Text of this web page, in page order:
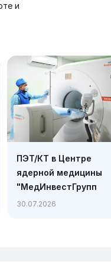
и
ПЭТ/КТ в Центре
ядерной медицины
"МедИнвестГрупп
Казахстан":
30.07.2026